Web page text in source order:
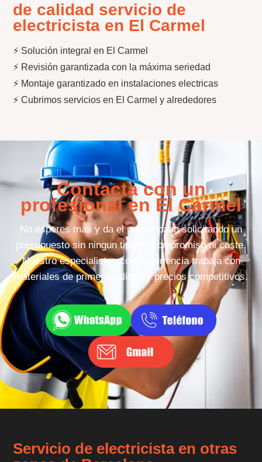
de calidad servicio de
electricista en El Carmel
⚡ Solución integral en El Carmel
⚡ Revisión garantizada con la máxima seriedad
⚡ Montaje garantizado en instalaciones electricas
⚡ Cubrimos servicios en El Carmel y alrededores
Contacta con un
profesional en El Carmel
No esperes mas y da el primer paso solicitando un
presupuesto sin ningun tipo de compromiso ni coste.
Nuestro especialistas con experiencia trabaja con
materiales de primera calidad y precios competitivos.
Servicio de electricista en otras